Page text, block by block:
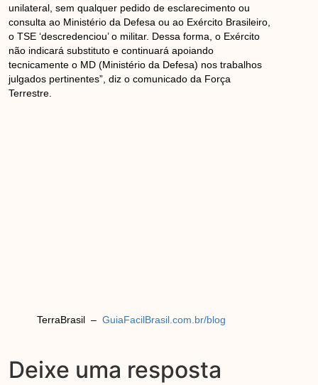
unilateral, sem qualquer pedido de esclarecimento ou
consulta ao Ministério da Defesa ou ao Exército Brasileiro,
o TSE ‘descredenciou’ o militar. Dessa forma, o Exército
não indicará substituto e continuará apoiando
tecnicamente o MD (Ministério da Defesa) nos trabalhos
julgados pertinentes”, diz o comunicado da Força
Terrestre.
TerraBrasil – GuiaFacilBrasil.com.br/blog
Deixe uma resposta